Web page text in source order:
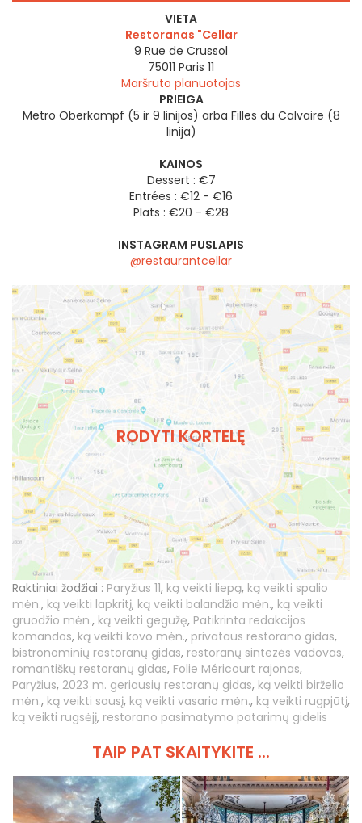
VIETA
Restoranas "Cellar
9 Rue de Crussol
75011 Paris 11
Maršruto planuotojas
PRIEIGA
Metro Oberkampf (5 ir 9 linijos) arba Filles du Calvaire (8
linija)
KAINOS
Dessert : €7
Entrées : €12 - €16
Plats : €20 - €28
INSTAGRAM PUSLAPIS
@restaurantcellar
RODYTI KORTELĘ
Raktiniai žodžiai : Paryžius 11, ką veikti liepą, ką veikti spalio
mėn., ką veikti lapkritį, ką veikti balandžio mėn., ką veikti
gruodžio mėn., ką veikti gegužę, Patikrinta redakcijos
komandos, ką veikti kovo mėn., privataus restorano gidas,
bistronominių restoranų gidas, restoranų sintezės vadovas,
romantiškų restoranų gidas, Folie Méricourt rajonas,
Paryžius, 2023 m. geriausių restoranų gidas, ką veikti birželio
mėn., ką veikti sausį, ką veikti vasario mėn., ką veikti rugpjūtį,
ką veikti rugsėjį, restorano pasimatymo patarimų gidelis
TAIP PAT SKAITYKITE ...